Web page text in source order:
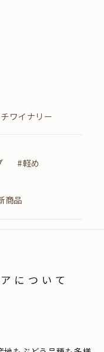
ワイナリー
#軽め
商品
について